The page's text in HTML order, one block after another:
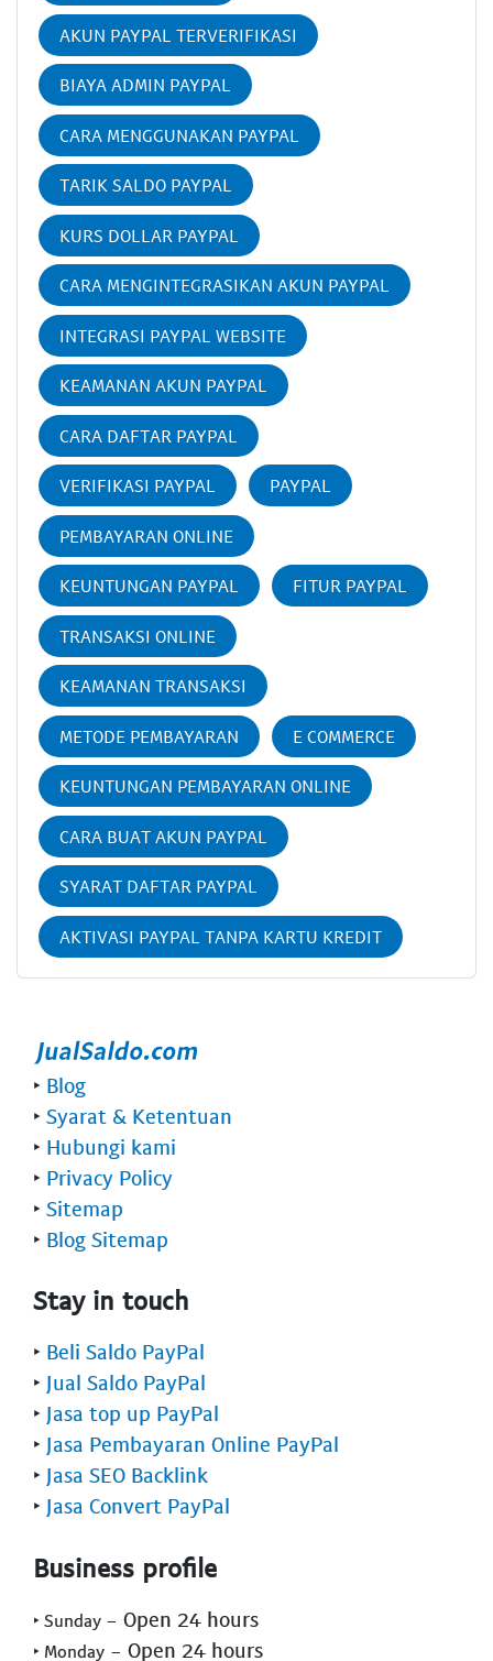
AKUN PAYPAL TERVERIFIKASI
BIAYA ADMIN PAYPAL
CARA MENGGUNAKAN PAYPAL
TARIK SALDO PAYPAL
KURS DOLLAR PAYPAL
CARA MENGINTEGRASIKAN AKUN PAYPAL
INTEGRASI PAYPAL WEBSITE
KEAMANAN AKUN PAYPAL
CARA DAFTAR PAYPAL
VERIFIKASI PAYPAL PAYPAL
PEMBAYARAN ONLINE
KEUNTUNGAN PAYPAL FITUR PAYPAL
TRANSAKSI ONLINE
KEAMANAN TRANSAKSI
METODE PEMBAYARAN E COMMERCE
KEUNTUNGAN PEMBAYARAN ONLINE
CARA BUAT AKUN PAYPAL
SYARAT DAFTAR PAYPAL
AKTIVASI PAYPAL TANPA KARTU KREDIT
‣ Blog
‣ Syarat & Ketentuan
‣ Hubungi kami
‣ Privacy Policy
‣ Sitemap
‣ Blog Sitemap
Stay in touch
‣ Beli Saldo PayPal
‣ Jual Saldo PayPal
‣ Jasa top up PayPal
‣ Jasa Pembayaran Online PayPal
‣ Jasa SEO Backlink
‣ Jasa Convert PayPal
Business profile
‣ Sunday - Open 24 hours
‣ Monday - Open 24 hours